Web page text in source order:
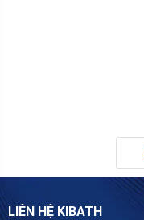
LIÊN HỆ KIBATH